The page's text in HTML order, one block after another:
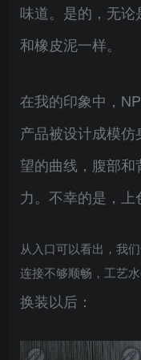
味道。是的，无
和橡皮泥一样。
在我的印象中，
产品被设计成模
望的曲线，腹部
力。不幸的是，上
从入口可以看出，我
连接不够顺畅，工艺水
换装以后：